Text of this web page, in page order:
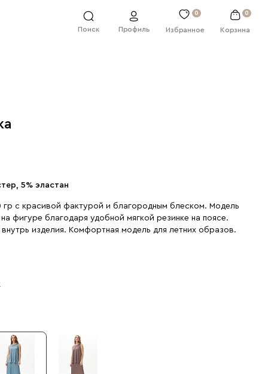
Поиск Профиль
0
Избранное
0
Корзина
5% эластан
с красивой фактурой и благородным блеском. Модель
фигуре благодаря удобной мягкой резинке на поясе.
внутрь изделия. Комфортная модель для летних образов.